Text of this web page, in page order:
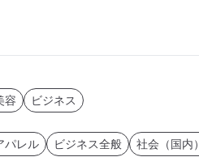
容 ビジネス
パレル ビジネス全般 社会（国内）